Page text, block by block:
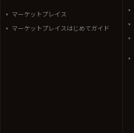
マーケットプレイス
マーケットプレイスはじめてガイド